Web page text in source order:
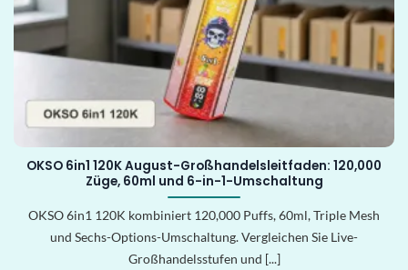
OKSO 6in1 120K August-Großhandelsleitfaden: 120,000
Züge, 60ml und 6-in-1-Umschaltung
OKSO 6in1 120K kombiniert 120,000 Puffs, 60ml, Triple Mesh
und Sechs-Options-Umschaltung. Vergleichen Sie Live-
Großhandelsstufen und [...]